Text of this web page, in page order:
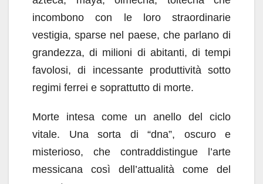
incombono con le loro straordinarie
vestigia, sparse nel paese, che parlano di
grandezza, di milioni di abitanti, di tempi
favolosi, di incessante produttività sotto
regimi ferrei e soprattutto di morte.
Morte intesa come un anello del ciclo
vitale. Una sorta di “dna”, oscuro e
misterioso, che contraddistingue l’arte
messicana così dell’attualità come del